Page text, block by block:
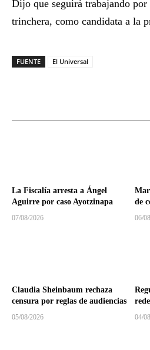
Dijo que seguirá trabajando por
trinchera, como candidata a la
FUENTE El Universal
La Fiscalía arresta a Ángel
Aguirre por caso Ayotzinapa
07/08/2026
de
06/
Claudia Sheinbaum rechaza
censura por reglas de audiencias
05/08/2026 04/